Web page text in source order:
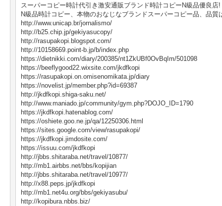
スーパーコピー時計代引き激安通販ブランド時計コピーN級品優良店!
N級品時計コピー、本物のおなじなブランドスーパーコピー品、品質
http://www.unicap.br/jornalismo/
http://b25.chip.jp/gekiyasucopy/
http://rasupakopi.blogspot.com/
http://10158669.point-b.jp/b/index.php
https://dietnikki.com/diary/200385/nt1ZkUBf0OvBqIm/501098
https://beeflygood22.wixsite.com/jkdfkopi
https://rasupakopi.on.omisenomikata.jp/diary
https://novelist.jp/member.php?id=69387
http://jkdfkopi.shiga-saku.net/
http://www.maniado.jp/community/gym.php?DOJO_ID=1790
https://jkdfkopi.hatenablog.com/
https://oshiete.goo.ne.jp/qa/12250306.html
https://sites.google.com/view/rasupakopi/
https://jkdfkopi.jimdosite.com/
https://issuu.com/jkdfkopi
http://jbbs.shitaraba.net/travel/10877/
http://mb1.airbbs.net/bbs/kopijian
http://jbbs.shitaraba.net/travel/10977/
http://x88.peps.jp/jkdfkopi
http://mb1.net4u.org/bbs/gekiyasubu/
http://kopibura.nbbs.biz/